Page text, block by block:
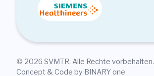
© 2026 SVMTR. Alle Rechte vorbehalten.
Concept & Code by BINARY one